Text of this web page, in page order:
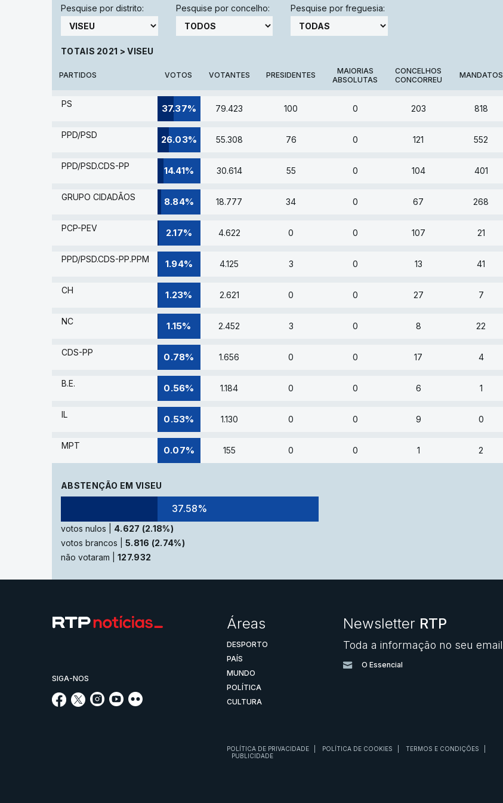
Pesquise por distrito: Pesquise por concelho: Pesquise por freguesia:
TOTAIS 2021 > VISEU
PARTIDOS VOTOS VOTANTES PRESIDENTES
MAIORIAS
ABSOLUTAS
CONCELHOS
CONCORREU
MANDATOS
PS 37.37% 79.423 100 0 203 818
PPD/PSD 26.03% 55.308 76 0 121 552
PPD/PSD.CDS-PP 14.41% 30.614 55 0 104 401
GRUPO CIDADÃOS 8.84% 18.777 34 0 67 268
PCP-PEV 2.17% 4.622 0 0 107 21
PPD/PSD.CDS-PP.PPM 1.94% 4.125 3 0 13 41
CH 1.23% 2.621 0 0 27 7
NC 1.15% 2.452 3 0 8 22
CDS-PP 0.78% 1.656 0 0 17 4
B.E. 0.56% 1.184 0 0 6 1
IL 0.53% 1.130 0 0 9 0
MPT 0.07% 155 0 0 1 2
ABSTENÇÃO EM VISEU
37.58%
votos nulos | 4.627 (2.18%)
votos brancos | 5.816 (2.74%)
não votaram | 127.932
SIGA-NOS
Áreas
DESPORTO
PAÍS
MUNDO
POLÍTICA
CULTURA
Newsletter RTP
Toda a informação no seu email
O Essencial
POLÍTICA DE PRIVACIDADE POLÍTICA DE COOKIES TERMOS E CONDIÇÕES
PUBLICIDADE